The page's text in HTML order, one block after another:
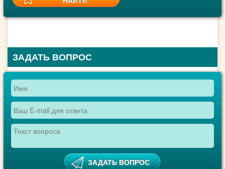
ЗАДАТЬ ВОПРОС